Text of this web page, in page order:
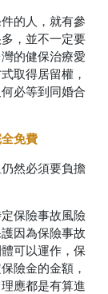
的人，就有參
，並不一定要
的健保治療愛
取得居留權，
必等到同婚合
免費
然必須要負擔
保險事故風險
因為保險事故
可以運作，保
險金的金額，
應都是有算進